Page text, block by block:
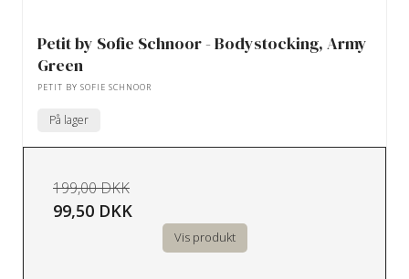
Petit by Sofie Schnoor - Bodystocking, Army
Green
PETIT BY SOFIE SCHNOOR
På lager
199,00 DKK
99,50 DKK
Vis produkt